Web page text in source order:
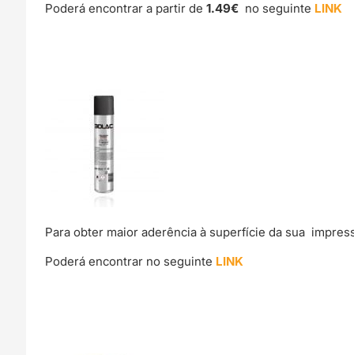
Poderá encontrar a partir de1.49€ no seguinte LINK
Para obter maior aderência à superfície da sua
Poderá encontrar no seguinte LINK